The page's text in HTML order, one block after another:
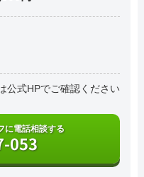
公式HPでご確認ください
に電話相談する
053